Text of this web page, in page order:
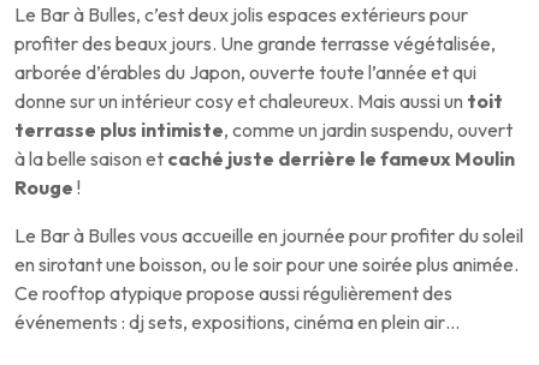
Le Bar à Bulles, c’est deux jolis espaces extérieurs pour
profiter des beaux jours. Une grande terrasse végétalisée,
arborée d’érables du Japon, ouverte toute l’année et qui
donne sur un intérieur cosy et chaleureux. Mais aussi un toit
terrasse plus intimiste, comme un jardin suspendu, ouvert
à la belle saison et caché juste derrière le fameux Moulin
Rouge !
Le Bar à Bulles vous accueille en journée pour profiter du soleil
en sirotant une boisson, ou le soir pour une soirée plus animée.
Ce rooftop atypique propose aussi régulièrement des
événements : dj sets, expositions, cinéma en plein air…